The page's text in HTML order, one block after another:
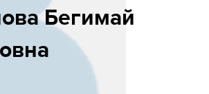
Бегимай